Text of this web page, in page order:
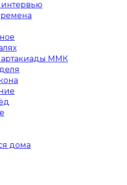
интервью
ММК
дома